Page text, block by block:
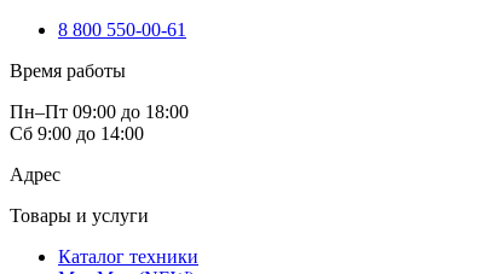
8 800 550-00-61
Время работы
Пн–Пт 09:00 до 18:00
Сб 9:00 до 14:00
Адрес
Товары и услуги
Каталог техники